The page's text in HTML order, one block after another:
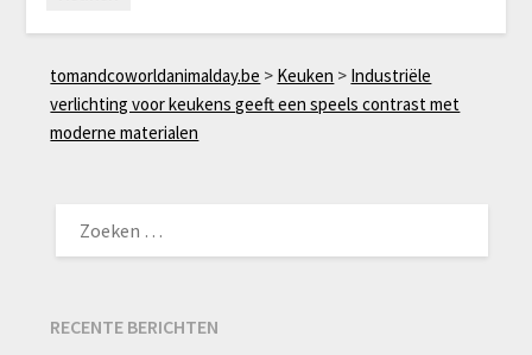
tomandcoworldanimalday.be > Keuken > Industriële
verlichting voor keukens geeft een speels contrast met
moderne materialen
NAAR:
RECENTE BERICHTEN